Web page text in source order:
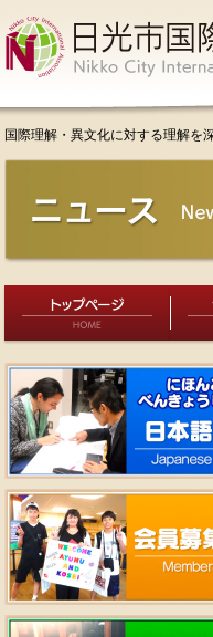
国際理解・異文化に対する理解を